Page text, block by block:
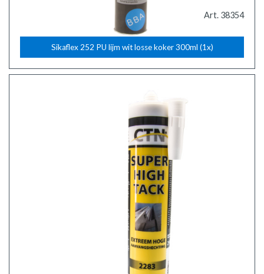
Art. 38354
Sikaflex 252 PU lijm wit losse koker 300ml (1x)